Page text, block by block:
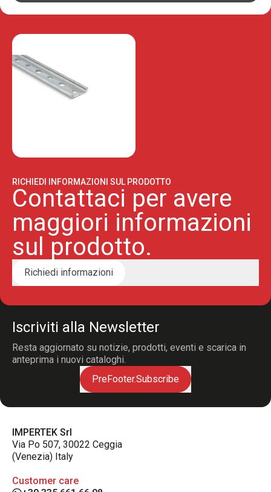
RICHIEDI INFORMAZIONI SUL PRODOTTO
Contattaci per avere
maggiori informazioni
sul prodotto.
Richiedi informazioni
Iscriviti alla Newsletter
Resta aggiornato su notizie, prodotti, eventi e scarica in
anteprima i nuovi cataloghi.
PreFooter.Subscribe
IMPERTEK Srl
Via Po 507, 30022 Ceggia
(Venezia) Italy
Customer care